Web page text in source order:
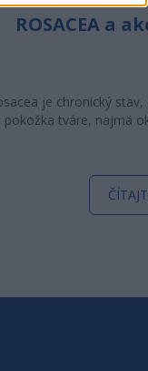
ROSACEA a
je chronický
pokožka tváre, najmä